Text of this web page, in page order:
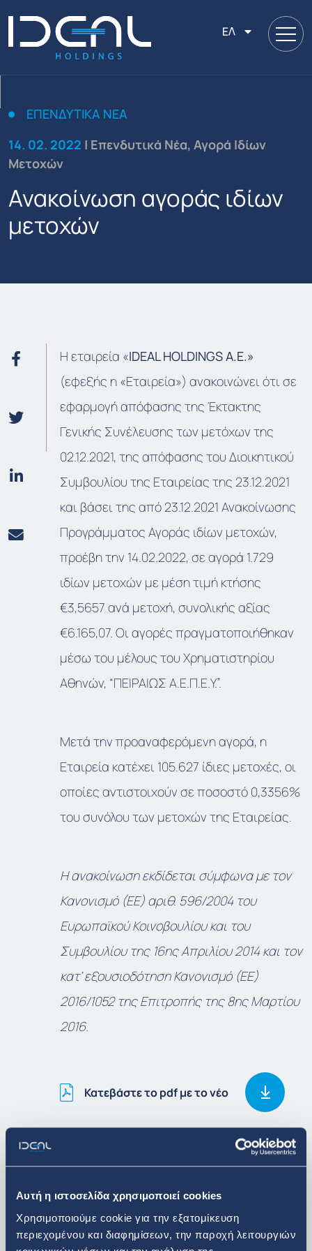
Αυτή η ιστοσελίδα χρησιμοποιεί cookies
Χρησιμοποιούμε cookie για την εξατομίκευση
περιεχομένου και διαφημίσεων, την παροχή λειτουργιών
ΕΛ
ΕΠΕΝΔΥΤΙΚΆ ΝΈΑ
14. 02. 2022 | Επενδυτικά Νέα, Αγορά Ιδίων
Μετοχών
Ανακοίνωση αγοράς ιδίων
μετοχών
Η εταιρεία «IDEAL HOLDINGS A.E.»
(εφεξής η «Εταιρεία») ανακοινώνει ότι σε
εφαρμογή απόφασης της Έκτακτης
Γενικής Συνέλευσης των μετόχων της
02.12.2021, της απόφασης του Διοικητικού
Συμβουλίου της Εταιρείας της 23.12.2021
και βάσει της από 23.12.2021 Ανακοίνωσης
Προγράμματος Αγοράς ιδίων μετοχών,
προέβη την 14.02.2022, σε αγορά 1.729
ιδίων μετοχών με μέση τιμή κτήσης
€3,5657 ανά μετοχή, συνολικής αξίας
€6.165,07. Οι αγορές πραγματοποιήθηκαν
μέσω του μέλους του Χρηματιστηρίου
Αθηνών, “ΠΕΙΡΑΙΩΣ Α.Ε.Π.Ε.Υ.”.
Μετά την προαναφερόμενη αγορά, η
Εταιρεία κατέχει 105.627 ίδιες μετοχές, οι
οποίες αντιστοιχούν σε ποσοστό 0,3356%
του συνόλου των μετοχών της Εταιρείας.
Η ανακοίνωση εκδίδεται σύμφωνα με τον
Κανονισμό (ΕΕ) αριθ. 596/2004 του
Ευρωπαϊκού Κοινοβουλίου και του
Συμβουλίου της 16ηςΑπριλίου 2014 και τον
κατ’ εξουσιοδότηση Κανονισμό (ΕΕ)
2016/1052 της Επιτροπής της 8ηςΜαρτίου
2016.
Κατεβάστε το pdf με το νέο
Επενδυτικά Νέα